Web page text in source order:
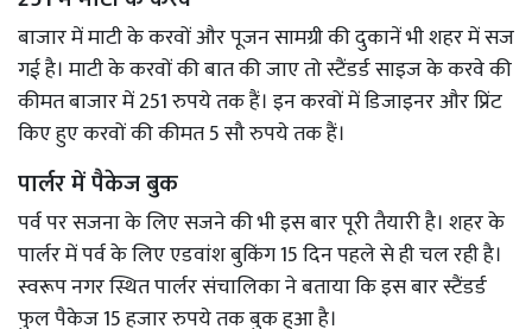
बाजार में माटी के करवों और पूजन सामग्री की दुकानें भी शहर में सज
गई है। माटी के करवों की बात की जाए तो स्टैंडर्ड साइज के करवे की
कीमत बाजार में 251 रुपये तक हैं। इन करवों में डिजाइनर और प्रिंट
किए हुए करवों की कीमत 5 सौ रुपये तक हैं।
पार्लर में पैकेज बुक
पर्व पर सजना के लिए सजने की भी इस बार पूरी तैयारी है। शहर के
पार्लर में पर्व के लिए एडवांश बुकिंग 15 दिन पहले से ही चल रही है।
स्वरूप नगर स्थित पार्लर संचालिका ने बताया कि इस बार स्टैंडर्ड
फुल पैकेज 15 हजार रुपये तक बुक हुआ है।